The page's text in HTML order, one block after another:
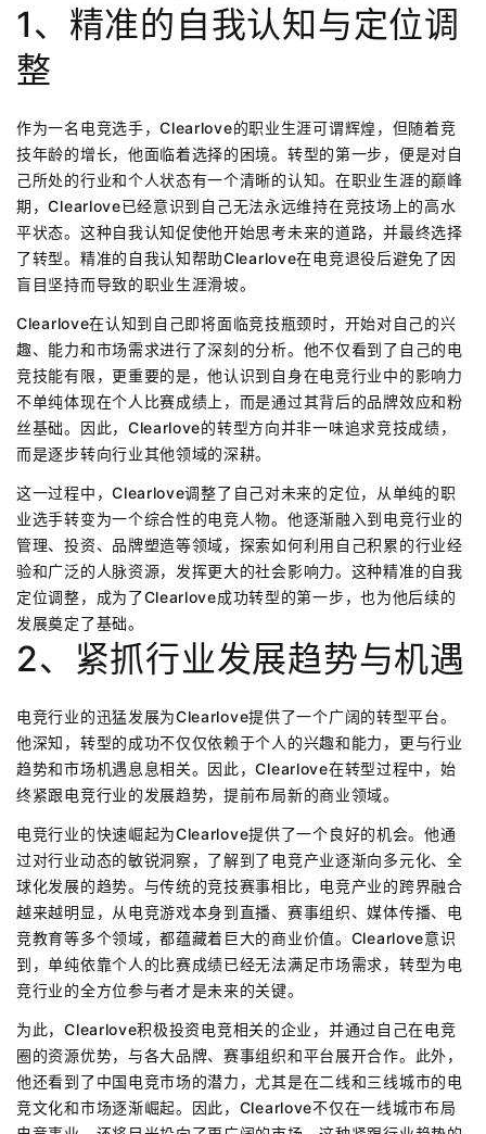
1、精准的自我认知与定位调
整
作为一名电竞选手，Clearlove的职业生涯可谓辉煌，但随着竞
技年龄的增长，他面临着选择的困境。转型的第一步，便是对自
己所处的行业和个人状态有一个清晰的认知。在职业生涯的巅峰
期，Clearlove已经意识到自己无法永远维持在竞技场上的高水
平状态。这种自我认知促使他开始思考未来的道路，并最终选择
了转型。精准的自我认知帮助Clearlove在电竞退役后避免了因
盲目坚持而导致的职业生涯滑坡。
Clearlove在认知到自己即将面临竞技瓶颈时，开始对自己的兴
趣、能力和市场需求进行了深刻的分析。他不仅看到了自己的电
竞技能有限，更重要的是，他认识到自身在电竞行业中的影响力
不单纯体现在个人比赛成绩上，而是通过其背后的品牌效应和粉
丝基础。因此，Clearlove的转型方向并非一味追求竞技成绩，
而是逐步转向行业其他领域的深耕。
这一过程中，Clearlove调整了自己对未来的定位，从单纯的职
业选手转变为一个综合性的电竞人物。他逐渐融入到电竞行业的
管理、投资、品牌塑造等领域，探索如何利用自己积累的行业经
验和广泛的人脉资源，发挥更大的社会影响力。这种精准的自我
定位调整，成为了Clearlove成功转型的第一步，也为他后续的
发展奠定了基础。
2、紧抓行业发展趋势与机遇
电竞行业的迅猛发展为Clearlove提供了一个广阔的转型平台。
他深知，转型的成功不仅仅依赖于个人的兴趣和能力，更与行业
趋势和市场机遇息息相关。因此，Clearlove在转型过程中，始
终紧跟电竞行业的发展趋势，提前布局新的商业领域。
电竞行业的快速崛起为Clearlove提供了一个良好的机会。他通
过对行业动态的敏锐洞察，了解到了电竞产业逐渐向多元化、全
球化发展的趋势。与传统的竞技赛事相比，电竞产业的跨界融合
越来越明显，从电竞游戏本身到直播、赛事组织、媒体传播、电
竞教育等多个领域，都蕴藏着巨大的商业价值。Clearlove意识
到，单纯依靠个人的比赛成绩已经无法满足市场需求，转型为电
竞行业的全方位参与者才是未来的关键。
为此，Clearlove积极投资电竞相关的企业，并通过自己在电竞
圈的资源优势，与各大品牌、赛事组织和平台展开合作。此外，
他还看到了中国电竞市场的潜力，尤其是在二线和三线城市的电
竞文化和市场逐渐崛起。因此，Clearlove不仅在一线城市布局